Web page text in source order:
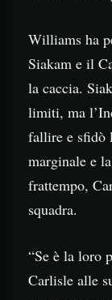
Williams ha
Siakam e il
la caccia.
limiti, ma
fallire e sfidò
marginale e
frattempo,
squadra.
“Se è la loro
Carlisle alle